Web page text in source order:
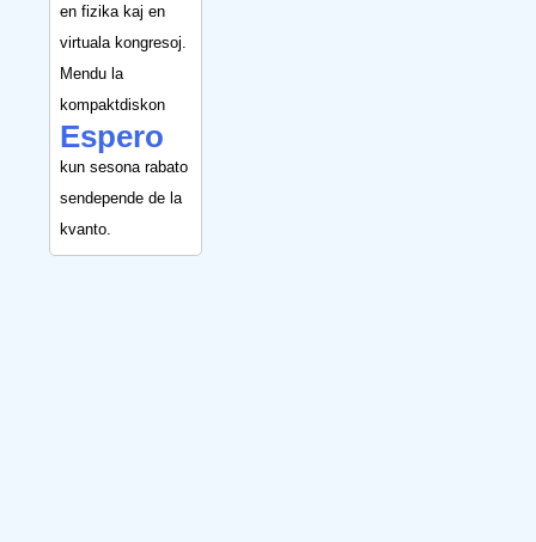
en fizika kaj en
virtuala kongresoj.
Mendu la
kompaktdiskon
Espero
kun sesona rabato
sendepende de la
kvanto.